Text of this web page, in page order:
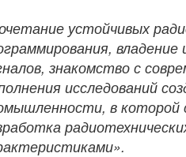
устойчивых
знакомство с
исследований
в которой